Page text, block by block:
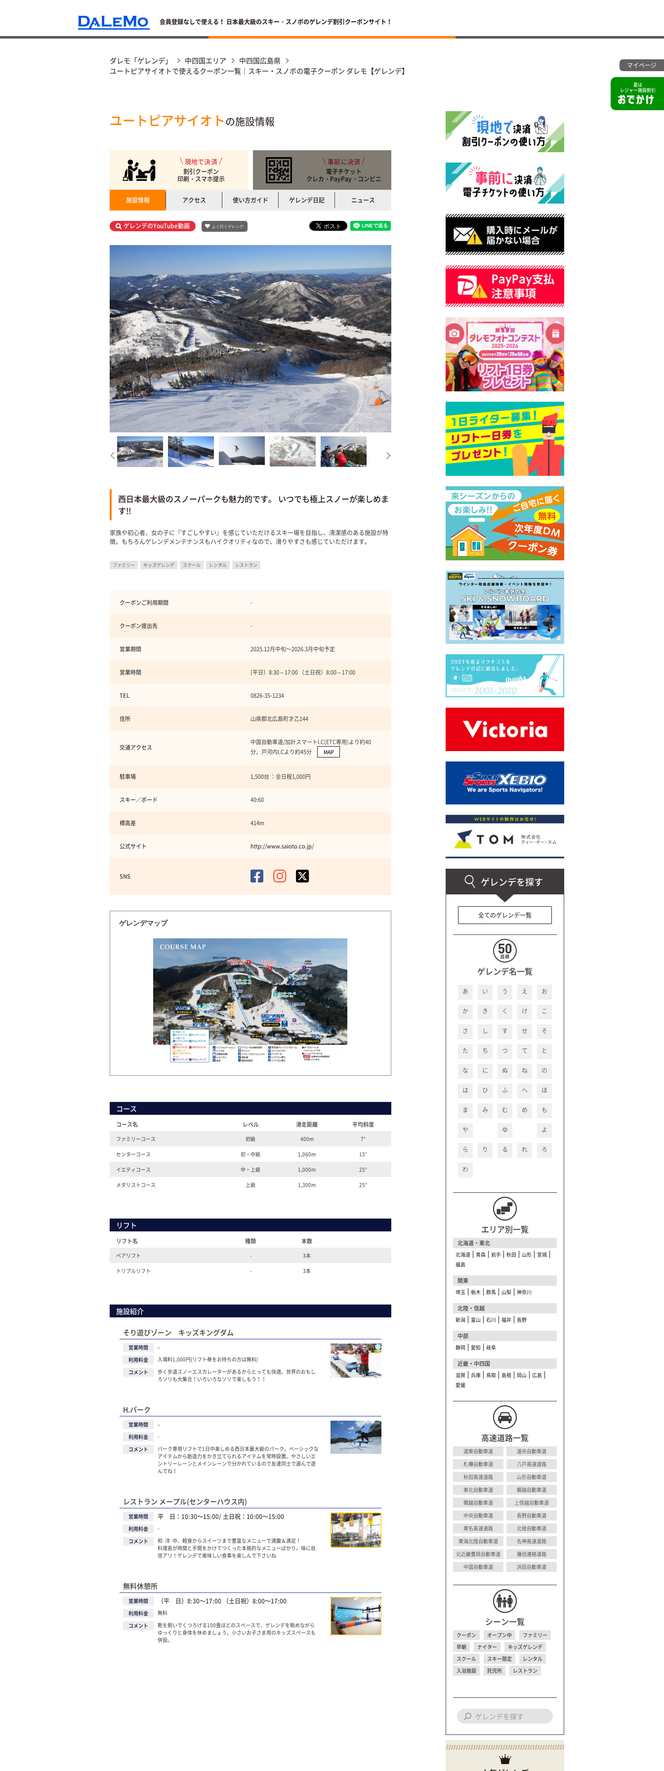
会員登録なしで使える！ 日本最大級のスキー・スノボのゲレンデ割引クーポンサイト！
夏は
レジャー施設割引
マイページ
ダレモ「ゲレンデ」 中四国エリア
中四国広島県
ユートピアサイオトで使えるクーポン一覧｜スキー・スノボの電子クーポン ダレモ【ゲレンデ】
ユートピアサイオトの施設情報
現地で決済
割引クーポン
印刷・スマホ提示
事前に決済
電子チケット
クレカ・PayPay・コンビニ
施設情報 アクセス 使い方ガイド ゲレンデ日記 ニュース
ゲレンデのYouTube動画 よく行くゲレンデ
西日本最大級のスノーパークも魅力的です。 いつでも極上スノーが楽しめま
す!!
家族や初心者、女の子に『すごしやすい』を感じていただけるスキー場を目指し、清潔感のある施設が特
徴。もちろんゲレンデメンテナンスもハイクオリティなので、滑りやすさも感じていただけます。
ファミリー キッズゲレンデ スクール レンタル レストラン
クーポンご利用期間 -
クーポン提出先 -
営業期間 2025.12月中旬〜2026.3月中旬予定
営業時間 (平日）8:30～17:00 （土日祝）8:00～17:00
TEL 0826-35-1234
住所 山県郡北広島町才乙144
交通アクセス
中国自動車道/加計スマートI.C(ETC専用)より約40
分、戸河内I.Cより約45分
MAP
駐車場 1,500台 ：全日程1,000円
スキー／ボード 40:60
標高差 414m
公式サイト http://www.saioto.co.jp/
SNS
ゲレンデマップ
コース
コース名 レベル 滑走距離 平均斜度
ファミリーコース 初級 400m 7°
センターコース 初・中級 1,060m 15°
イエティコース 中・上級 1,000m 25°
メダリストコース 上級 1,300m 25°
リフト
リフト名 種類 本数
ペアリフト - 3本
トリプルリフト - 3本
施設紹介
そり遊びゾーン キッズキングダム
営業時間 -
利用料金
入場料1,000円(リフト券をお持ちの方は無料)
コメント
歩く歩道スノーエスカレーターがあるからとっても快適。世界のおもし
ろソリも大集合！いろいろなソリで楽しもう！！
H.パーク
営業時間 -
利用料金
-
コメント
パーク専用リフトで1日中楽しめる西日本最大級のパーク。ベーシックな
アイテムから創造力をかき立てられるアイテムを常時設置。やさしいエ
ントリーレーンとメインレーンで分かれているので友達同士で選んで遊
んでね！
レストラン メープル(センターハウス内)
営業時間 平 日：10:30～15:00/ 土日祝：10:00～15:00
利用料金
-
コメント
和･洋･中、軽食からスイーツまで豊富なメニューで満腹＆満足！
料理長が時間と手間をかけてつくった本格的なメニューばかり。味に自
信アリ！ゲレンデで美味しい食事を楽しんで下さいね
無料休憩所
営業時間 （平 日）8:30～17:00 （土日祝）8:00～17:00
利用料金
無料
コメント
靴を脱いでくつろげる100畳ほどのスペースで、ゲレンデを眺めながら
ゆっくりと身体を休めましょう。小さいお子さま用のキッズスペースも
併設。
全てのゲレンデ一覧
ゲレンデ名一覧
あ い う え お
か き く け こ
さ し す せ そ
た ち つ て と
な に ぬ ね の
は ひ ふ へ ほ
ま み む め も
や ゆ よ
ら り る れ ろ
わ
エリア別一覧
北海道・東北
北海道 青森 岩手 秋田 山形
宮城
福島
関東
埼玉 栃木 群馬 山梨 神奈川
北陸・信越
新潟 富山 石川 福井 長野
中部
静岡 愛知 岐阜
近畿・中四国
滋賀 兵庫 鳥取 島根 岡山
広島
愛媛
高速道路一覧
道東自動車道
道央自動車道
札樽自動車道
八戸高速道路
秋田高速道路
山形自動車道
東北自動車道
磐越自動車道
関越自動車道
上信越自動車道
中央自動車道
長野自動車道
東名高速道路
北陸自動車道
東海北陸自動車道
名神高速道路
北近畿豊岡自動車道
播但連絡道路
中国自動車道
浜田自動車道
シーン一覧
クーポン オープン中
ファミリー
早朝
ナイター
キッズゲレンデ
スクール
スキー限定
レンタル
入浴施設
託児所 レストラン